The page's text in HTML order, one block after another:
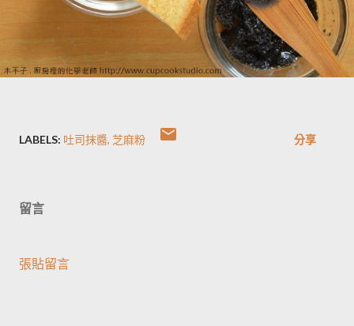
LABELS: 吐司抹醬 芝麻粉 分享
留言
張貼留言